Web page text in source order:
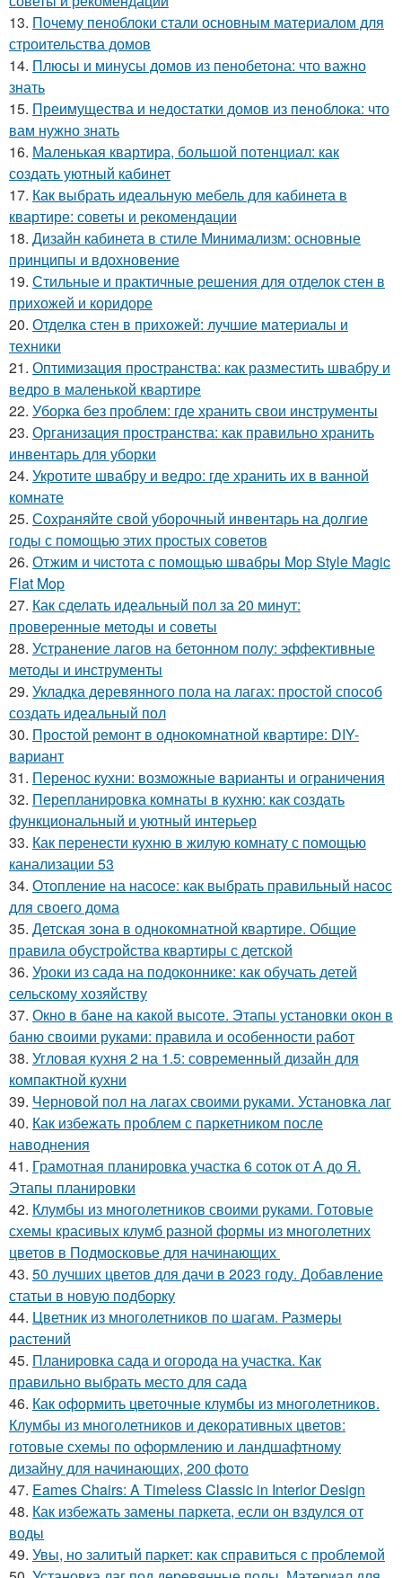
13. Почему пеноблоки стали основным материалом для
строительства домов
14. Плюсы и минусы домов из пенобетона: что важно
знать
15. Преимущества и недостатки домов из пеноблока: что
вам нужно знать
16. Маленькая квартира, большой потенциал: как
создать уютный кабинет
17. Как выбрать идеальную мебель для кабинета в
квартире: советы и рекомендации
18. Дизайн кабинета в стиле Минимализм: основные
принципы и вдохновение
19. Стильные и практичные решения для отделок стен в
прихожей и коридоре
20. Отделка стен в прихожей: лучшие материалы и
техники
21. Оптимизация пространства: как разместить швабру и
ведро в маленькой квартире
22. Уборка без проблем: где хранить свои инструменты
23. Организация пространства: как правильно хранить
инвентарь для уборки
24. Укротите швабру и ведро: где хранить их в ванной
комнате
25. Сохраняйте свой уборочный инвентарь на долгие
годы с помощью этих простых советов
26. Отжим и чистота с помощью швабры Mop Style Magic
Flat Mop
27. Как сделать идеальный пол за 20 минут:
проверенные методы и советы
28. Устранение лагов на бетонном полу: эффективные
методы и инструменты
29. Укладка деревянного пола на лагах: простой способ
создать идеальный пол
30. Простой ремонт в однокомнатной квартире: DIY-
вариант
31. Перенос кухни: возможные варианты и ограничения
32. Перепланировка комнаты в кухню: как создать
функциональный и уютный интерьер
33. Как перенести кухню в жилую комнату с помощью
канализации 53
34. Отопление на насосе: как выбрать правильный насос
для своего дома
35. Детская зона в однокомнатной квартире. Общие
правила обустройства квартиры с детской
36. Уроки из сада на подоконнике: как обучать детей
сельскому хозяйству
37. Окно в бане на какой высоте. Этапы установки окон в
баню своими руками: правила и особенности работ
38. Угловая кухня 2 на 1.5: современный дизайн для
компактной кухни
39. Черновой пол на лагах своими руками. Установка лаг
40. Как избежать проблем с паркетником после
наводнения
41. Грамотная планировка участка 6 соток от А до Я.
Этапы планировки
42. Клумбы из многолетников своими руками. Готовые
схемы красивых клумб разной формы из многолетних
цветов в Подмосковье для начинающих
43. 50 лучших цветов для дачи в 2023 году. Добавление
статьи в новую подборку
44. Цветник из многолетников по шагам. Размеры
растений
45. Планировка сада и огорода на участка. Как
правильно выбрать место для сада
46. Как оформить цветочные клумбы из многолетников.
Клумбы из многолетников и декоративных цветов:
готовые схемы по оформлению и ландшафтному
дизайну для начинающих, 200 фото
47. Eames Chairs: A Timeless Classic in Interior Design
48. Как избежать замены паркета, если он вздулся от
воды
49. Увы, но залитый паркет: как справиться с проблемой